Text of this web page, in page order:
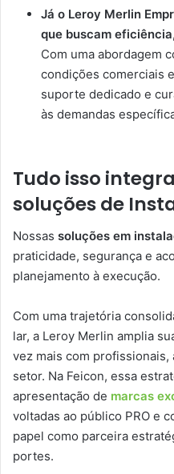
Já o Leroy Merlin
que buscam
Com uma abordagem
condições comerciais
suporte dedicado e
às demandas
Tudo isso
soluções de
Nossas soluções em
praticidade, segurança e
planejamento à execução.
Com uma trajetória
lar, a Leroy Merlin amplia
vez mais com
setor. Na Feicon, essa
apresentação de marcas
voltadas ao público PRO e
papel como parceira
portes.